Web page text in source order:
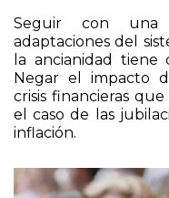
Seguir con
adaptaciones del
la ancianidad tiene
Negar el impacto
crisis financieras
el caso de las